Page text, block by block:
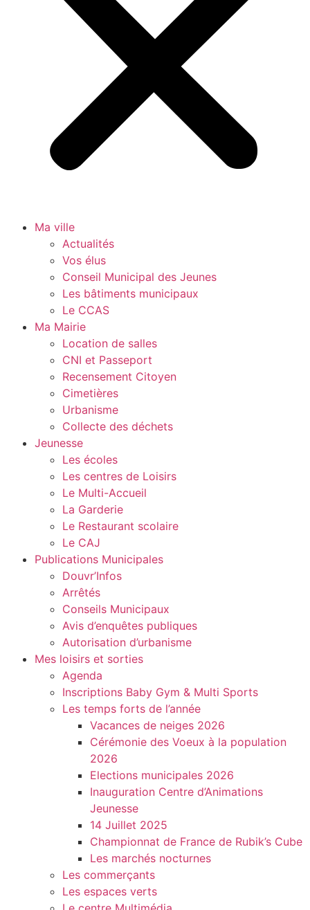
Ma ville
Actualités
Vos élus
Conseil Municipal des Jeunes
Les bâtiments municipaux
Le CCAS
Ma Mairie
Location de salles
CNI et Passeport
Recensement Citoyen
Cimetières
Urbanisme
Collecte des déchets
Jeunesse
Les écoles
Les centres de Loisirs
Le Multi-Accueil
La Garderie
Le Restaurant scolaire
Le CAJ
Publications Municipales
Douvr’Infos
Arrêtés
Conseils Municipaux
Avis d’enquêtes publiques
Autorisation d’urbanisme
Mes loisirs et sorties
Agenda
Inscriptions Baby Gym & Multi Sports
Les temps forts de l’année
Vacances de neiges 2026
Cérémonie des Voeux à la population
2026
Elections municipales 2026
Inauguration Centre d’Animations
Jeunesse
14 Juillet 2025
Championnat de France de Rubik’s Cube
Les marchés nocturnes
Les commerçants
Les espaces verts